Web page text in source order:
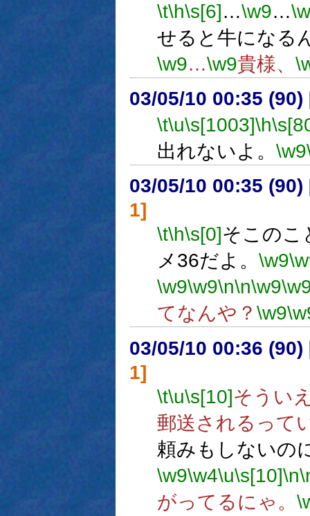
\t\h\s[6]…\w9…
せると牛になる
\w9…\w9貴様、
03/05/10 00:35 (90)
\t\u\s[1003]\h
出れないよ。 \w9
03/05/10 00:35 (90)
1]
\t\h\s[0]そこのこ
メ36だよ。 \w9
\w9\w9\n\n\w9
てなんや？ \w9
03/05/10 00:36 (90)
1]
\t\u\s[10]そうい
郵送されるって
頼みもしないの
\w9\w4\u\s[10]\n
がってるにゃ。